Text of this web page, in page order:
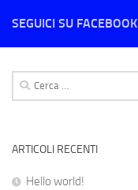
SEGUICI SU FACEBOOK
Ricerca
per:
ARTICOLI RECENTI
Hello world!